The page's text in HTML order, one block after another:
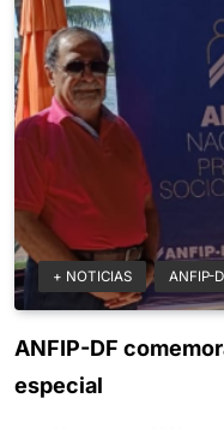
+ NOTICIAS ANFIP-
ANFIP-DF
especial